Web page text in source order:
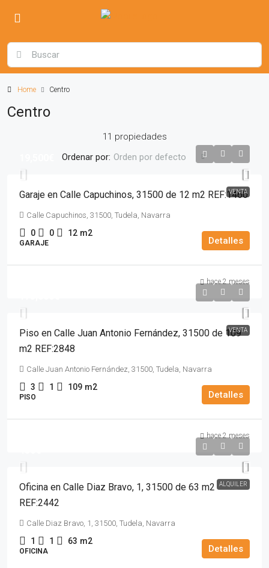
Home Centro
Centro
11 propiedades
Ordenar por: Orden por defecto
VENTA
Garaje en Calle Capuchinos, 31500 de 12 m2 REF:1460
Calle Capuchinos, 31500, Tudela, Navarra
0 0 12 m2
GARAJE Detalles
hace 2 meses
VENTA
Piso en Calle Juan Antonio Fernández, 31500 de 109
m2 REF:2848
Calle Juan Antonio Fernández, 31500, Tudela, Navarra
3 1 109 m2
PISO Detalles
hace 2 meses
ALQUILER
Oficina en Calle Diaz Bravo, 1, 31500 de 63 m2
REF:2442
Calle Diaz Bravo, 1, 31500, Tudela, Navarra
1 1 63 m2
OFICINA Detalles